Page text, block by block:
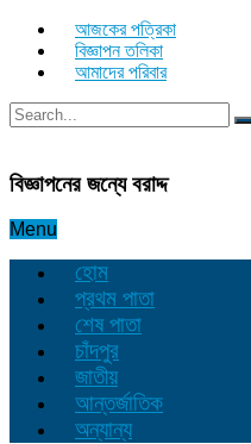
আজকের পত্রিকা
বিজ্ঞাপন তলিকা
আমাদের পরিবার
বিজ্ঞাপনের জন্যে বরাদ্দ
Menu
হোম
প্রথম পাতা
শেষ পাতা
চাঁদপুর
জাতীয়
আন্তর্জাতিক
অন্যান্য